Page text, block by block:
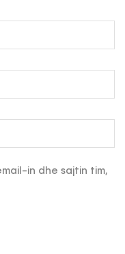
in dhe sajtin tim,